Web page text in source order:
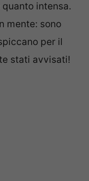
intensa.
mente: sono
per il
stati avvisati!